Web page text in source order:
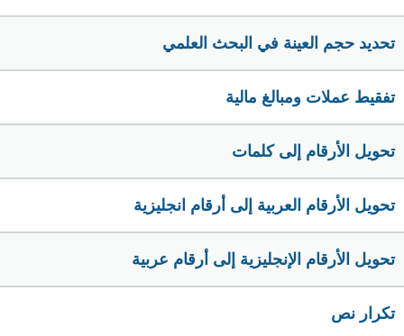
تحديد حجم العينة في البحث العلمي
تفقيط عملات ومبالغ مالية
تحويل الأرقام إلى كلمات
تحويل الأرقام العربية إلى أرقام انجليزية
تحويل الأرقام الإنجليزية إلى أرقام عربية
تكرار نص